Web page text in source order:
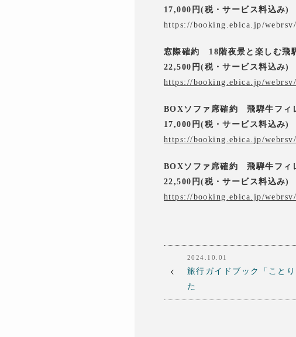
17,000円(税・サービス料込み)
https://booking.ebica.jp/
窓際確約 18階夜景と楽しむ飛
22,500円(税・サービス料込み)
https://booking.ebica.jp/
BOXソファ席確約 飛騨牛フィ
17,000円(税・サービス料込み)
https://booking.ebica.jp/
BOXソファ席確約 飛騨牛フィ
22,500円(税・サービス料込み)
https://booking.ebica.jp/
2024.10.01
旅行ガイドブック「こと
た